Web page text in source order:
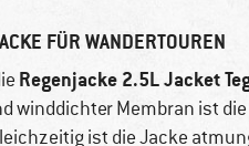
FÜR WANDERTOUREN
Regenjacke 2.5L Jacket
winddichter Membran ist
ist die Jacke